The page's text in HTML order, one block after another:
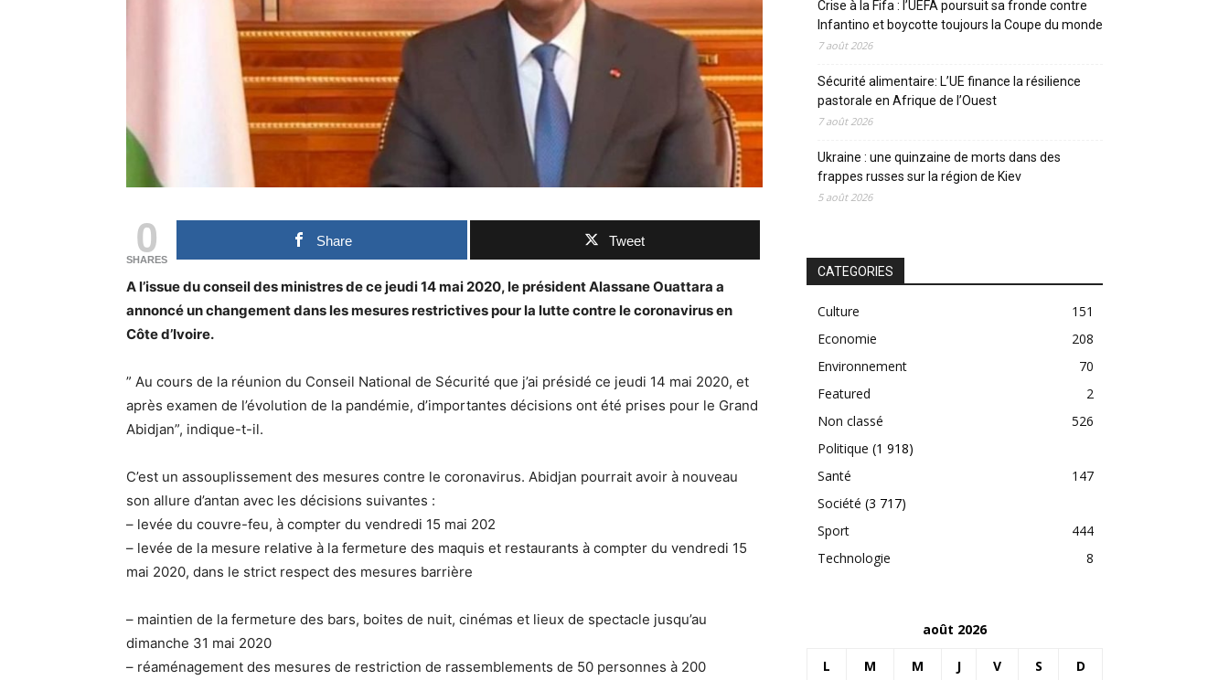
0
SHARES
Share Tweet
A l’issue du conseil des ministres de ce jeudi 14 mai 2020, le président Alassane Ouattara a
annoncé un changement dans les mesures restrictives pour la lutte contre le coronavirus en
Côte d’Ivoire.
” Au cours de la réunion du Conseil National de Sécurité que j’ai présidé ce jeudi 14 mai 2020, et
après examen de l’évolution de la pandémie, d’importantes décisions ont été prises pour le Grand
Abidjan”, indique-t-il.
C’est un assouplissement des mesures contre le coronavirus. Abidjan pourrait avoir à nouveau
son allure d’antan avec les décisions suivantes :
– levée du couvre-feu, à compter du vendredi 15 mai 202
– levée de la mesure relative à la fermeture des maquis et restaurants à compter du vendredi 15
mai 2020, dans le strict respect des mesures barrière
– maintien de la fermeture des bars, boites de nuit, cinémas et lieux de spectacle jusqu’au
dimanche 31 mai 2020
– réaménagement des mesures de restriction de rassemblements de 50 personnes à 200
Crise à la Fifa : l’UEFA poursuit sa fronde contre
Infantino et boycotte toujours la Coupe du monde
7 août 2026
Sécurité alimentaire: L’UE finance la résilience
pastorale en Afrique de l’Ouest
7 août 2026
Ukraine : une quinzaine de morts dans des
frappes russes sur la région de Kiev
5 août 2026
CATEGORIES
Culture
151
Economie
208
Environnement
70
Featured
2
Non classé
526
Politique (1 918)
Santé
147
Société (3 717)
Sport
444
Technologie
8
août 2026
L M M J V S D